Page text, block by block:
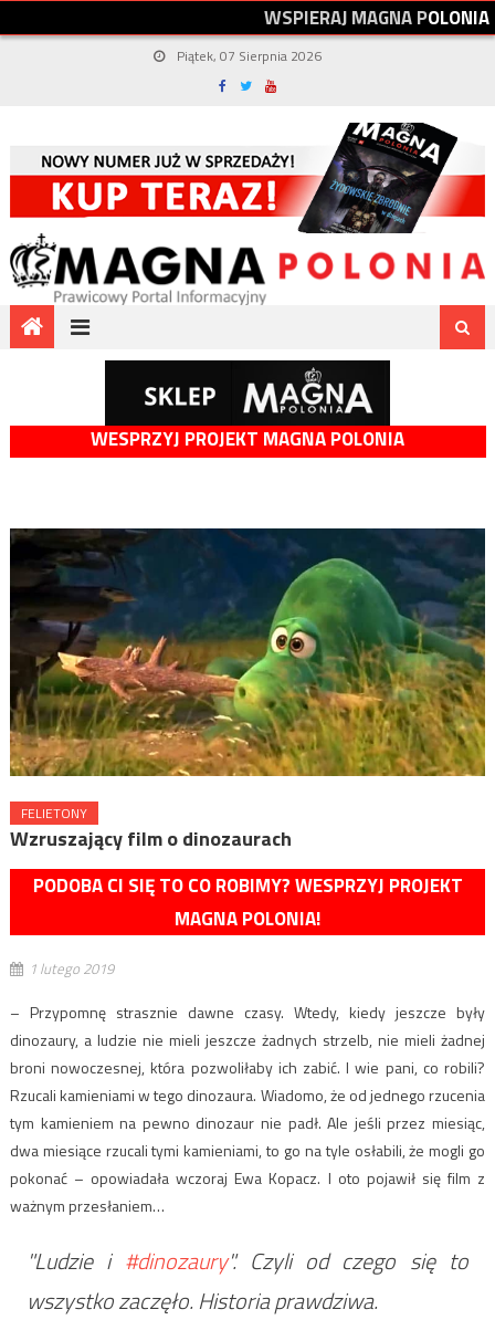
WSPIERAJMAGNAPOLONIA
Piątek, 07 Sierpnia 2026
WESPRZYJ PROJEKT MAGNA POLONIA
FELIETONY
Wzruszający film o dinozaurach
PODOBA CI SIĘ TO CO ROBIMY? WESPRZYJ PROJEKT
MAGNA POLONIA!
1 lutego 2019
– Przypomnę strasznie dawne czasy. Wtedy, kiedy jeszcze były
dinozaury, a ludzie nie mieli jeszcze żadnych strzelb, nie mieli żadnej
broni nowoczesnej, która pozwoliłaby ich zabić. I wie pani, co robili?
Rzucali kamieniami w tego dinozaura. Wiadomo, że od jednego rzucenia
tym kamieniem na pewno dinozaur nie padł. Ale jeśli przez miesiąc,
dwa miesiące rzucali tymi kamieniami, to go na tyle osłabili, że mogli go
pokonać – opowiadała wczoraj Ewa Kopacz. I oto pojawił się film z
ważnym przesłaniem…
"Ludzie i #dinozaury". Czyli od czego się to
wszystko zaczęło. Historia prawdziwa.